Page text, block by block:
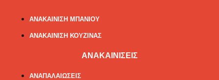
ΑΝΑΚΑΙΝΙΣΗ ΜΠΑΝΙΟΥ
ΑΝΑΚΑΙΝΙΣΗ ΚΟΥΖΙΝΑΣ
ΑΝΑΚΑΙΝΙΣΕΙΣ
ΑΝΑΠΑΛΑΙΩΣΕΙΣ